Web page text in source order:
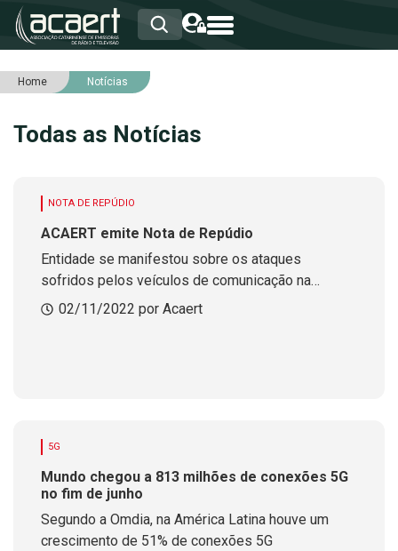
HOME
ASSOCIADOS
NOTÍCIAS
SERVIÇOS
INTEGRIDADE
Home Notícias
Todas as Notícias
NOTA DE REPÚDIO
ACAERT emite Nota de Repúdio
Entidade se manifestou sobre os ataques
sofridos pelos veículos de comunicação na
cobertura das manifestações que ocorrem nas
02/11/2022 por Acaert
5G
Mundo chegou a 813 milhões de conexões 5G
no fim de junho
Segundo a Omdia, na América Latina houve um
crescimento de 51% de conexões 5G